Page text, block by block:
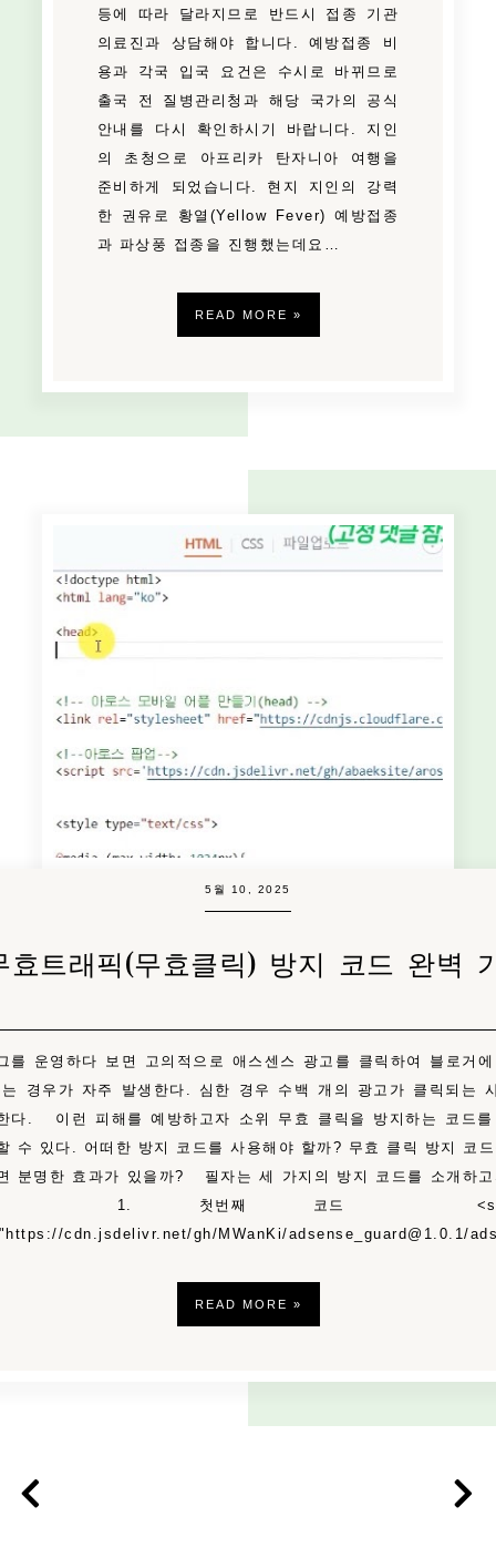
등에 따라 달라지므로 반드시 접종 기관
의료진과 상담해야 합니다. 예방접종 비
용과 각국 입국 요건은 수시로 바뀌므로
출국 전 질병관리청과 해당 국가의 공식
안내를 다시 확인하시기 바랍니다. 지인
의 초청으로 아프리카 탄자니아 여행을
준비하게 되었습니다. 현지 지인의 강력
한 권유로 황열(Yellow Fever) 예방접종
과 파상풍 접종을 진행했는데요…
READ MORE »
5월 10, 2025
효트래픽(무효클릭) 방지 코드 완벽
를 운영하다 보면 고의적으로 애스센스 광고를 클릭하여 블로거
경우가 자주 발생한다. 심한 경우 수백 개의 광고가 클릭되는
다. 이런 피해를 예방하고자 소위 무효 클릭을 방지하는 코드
수 있다. 어떠한 방지 코드를 사용해야 할까? 무효 클릭 방지 코
분명한 효과가 있을까? 필자는 세 가지의 방지 코드를 소개하
. 1. 첫번째 코드
cdn.jsdelivr.net/gh/MWanKi/adsense_guard@1.0.1/
READ MORE »